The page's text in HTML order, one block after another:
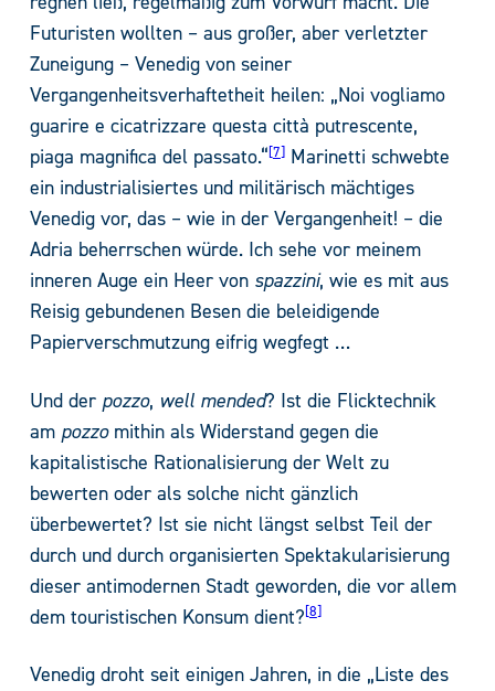
Futuristen wollten – aus großer, aber verletzter
Zuneigung – Venedig von seiner
Vergangenheitsverhaftetheit heilen: „Noi vogliamo
guarire e cicatrizzare questa città putrescente,
piaga magnifica del passato.“ 7 Marinetti schwebte
ein industrialisiertes und militärisch mächtiges
Venedig vor, das – wie in der Vergangenheit! – die
Adria beherrschen würde. Ich sehe vor meinem
inneren Auge ein Heer von spazzini, wie es mit aus
Reisig gebundenen Besen die beleidigende
Papierverschmutzung eifrig wegfegt …
Und der pozzo, well mended? Ist die Flicktechnik
am pozzomithin als Widerstand gegen die
kapitalistische Rationalisierung der Welt zu
bewerten oder als solche nicht gänzlich
überbewertet? Ist sie nicht längst selbst Teil der
durch und durch organisierten Spektakularisierung
dieser antimodernen Stadt geworden, die vor allem
dem touristischen Konsum dient? 8
Venedig droht seit einigen Jahren, in die „Liste des